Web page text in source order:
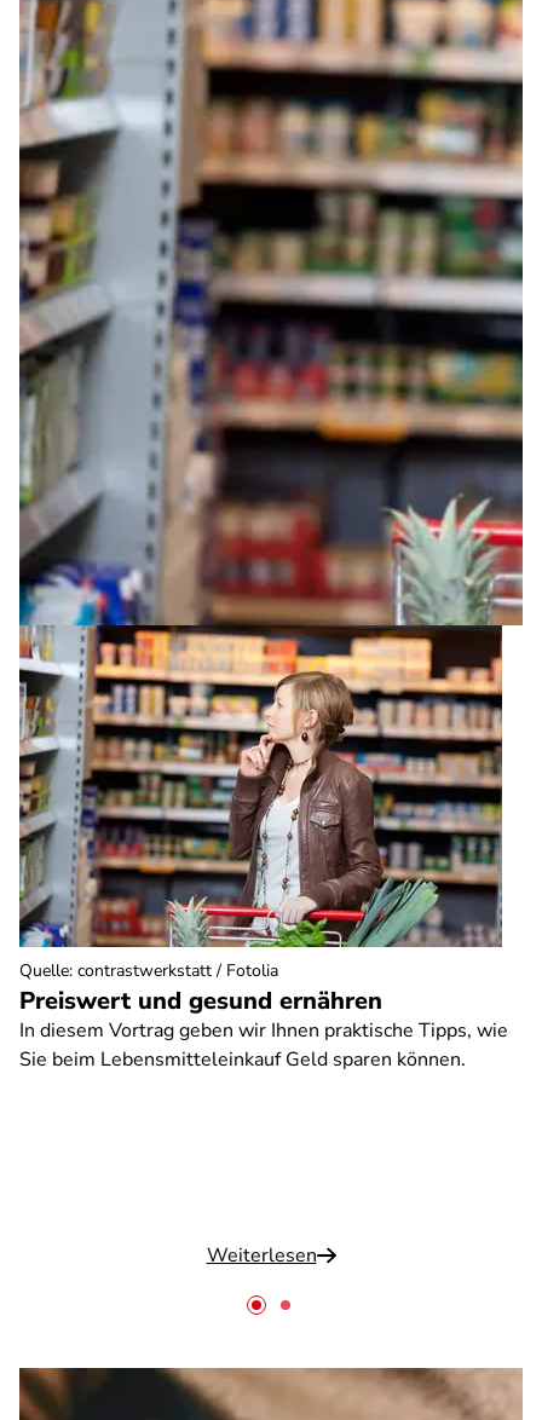
Preiswert und gesund ernähren
In diesem Vortrag geben wir Ihnen praktische Tipps, wie
Sie beim Lebensmitteleinkauf Geld sparen können.
Weiterlesen
Quelle: contrastwerkstatt / Fotolia